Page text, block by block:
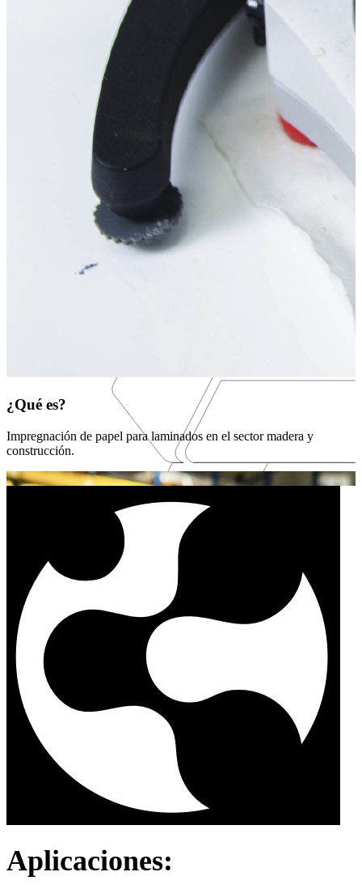
¿Qué es?
Impregnación de papel para laminados en el sector madera y
construcción.
Aplicaciones: